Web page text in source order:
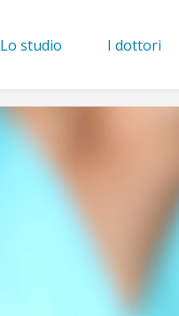
Lo studio I dottori